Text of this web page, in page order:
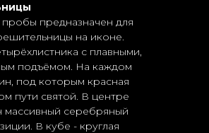
предназначен для
на иконе.
с плавными,
подъёмом. На каждом
под которым красная
пути святой. В центре
массивный серебряный
В кубе - круглая